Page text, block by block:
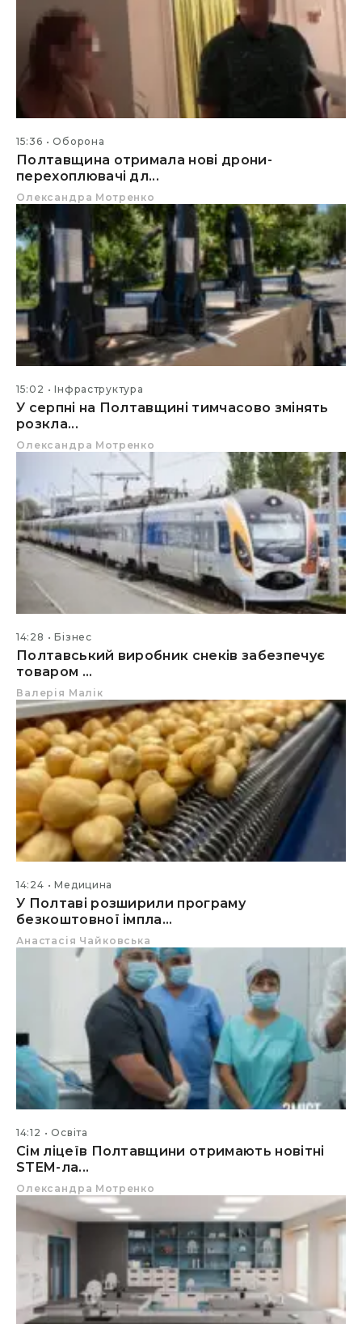
15:36 Оборона
Полтавщина отримала нові дрони-
перехоплювачі дл...
Олександра Мотренко
15:02 Інфраструктура
У серпні на Полтавщині тимчасово змінять
розкла...
Олександра Мотренко
14:28 Бізнес
Полтавський виробник снеків забезпечує
товаром ...
Валерія Малік
14:24 Медицина
У Полтаві розширили програму
безкоштовної імпла...
Анастасія Чайковська
14:12 Освіта
Сім ліцеїв Полтавщини отримають новітні
STEM-ла...
Олександра Мотренко